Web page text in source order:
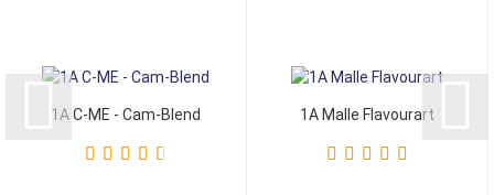
1A C-ME - Cam-Blend 1A Malle Flavourart